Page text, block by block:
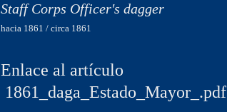
Staff Corps Officer's dagger
hacia 1861 / circa 1861
Enlace al artículo
1861_daga_Estado_Mayor_.pdf